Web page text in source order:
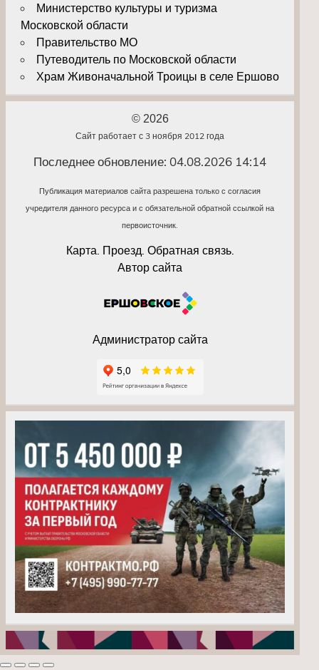
Министерство культуры и туризма
Московской области
Правительство МО
Путеводитель по Московской области
Храм Живоначальной Троицы в селе Ершово
© 2026
Сайт работает с 3 ноября 2012 года
Последнее обновление: 04.08.2026 14:14
Публикация материалов сайта разрешена только с согласия
учредителя данного ресурса и с обязательной обратной ссылкой на
первоисточник.
Карта. Проезд. Обратная связь.
Автор сайта
Администратор сайта